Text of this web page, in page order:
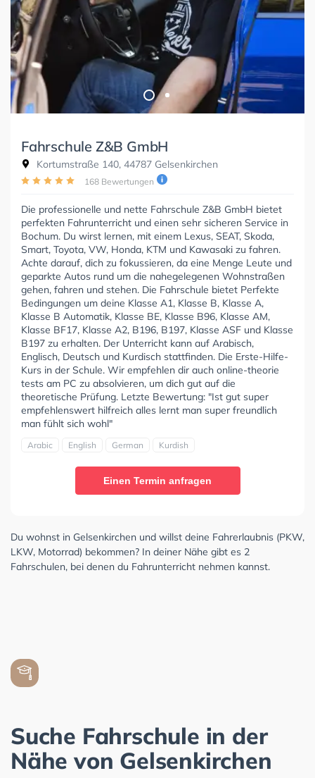
Fahrschule Z&B GmbH
Kortumstraße 140, 44787 Gelsenkirchen
168 Bewertungen
Die professionelle und nette Fahrschule Z&B GmbH bietet
perfekten Fahrunterricht und einen sehr sicheren Service in
Bochum. Du wirst lernen, mit einem Lexus, SEAT, Skoda,
Smart, Toyota, VW, Honda, KTM und Kawasaki zu fahren.
Achte darauf, dich zu fokussieren, da eine Menge Leute und
geparkte Autos rund um die nahegelegenen Wohnstraßen
gehen, fahren und stehen. Die Fahrschule bietet Perfekte
Bedingungen um deine Klasse A1, Klasse B, Klasse A,
Klasse B Automatik, Klasse BE, Klasse B96, Klasse AM,
Klasse BF17, Klasse A2, B196, B197, Klasse ASF und Klasse
B197 zu erhalten. Der Unterricht kann auf Arabisch,
Englisch, Deutsch und Kurdisch stattfinden. Die Erste-Hilfe-
Kurs in der Schule. Wir empfehlen dir auch online-theorie
tests am PC zu absolvieren, um dich gut auf die
theoretische Prüfung. Letzte Bewertung: "Ist gut super
empfehlenswert hilfreich alles lernt man super freundlich
man fühlt sich wohl"
Arabic English German Kurdish
Einen Termin anfragen
Du wohnst in Gelsenkirchen und willst deine Fahrerlaubnis (PKW,
LKW, Motorrad) bekommen? In deiner Nähe gibt es 2
Fahrschulen, bei denen du Fahrunterricht nehmen kannst.
Suche Fahrschule in der
Nähe von Gelsenkirchen